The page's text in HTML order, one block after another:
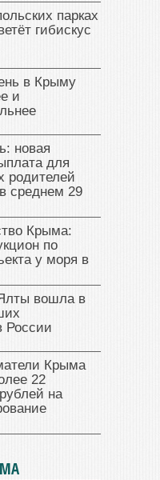
парках
гибискус
в Крыму
и
новая
для
родителей
среднем 29
Крыма:
по
у моря в
вошла в
России
Крыма
22
на